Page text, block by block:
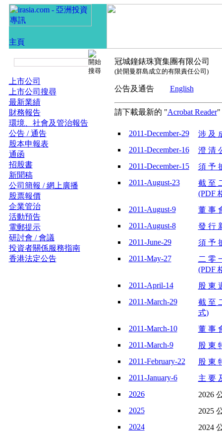
上市公司
上市公司搜尋
最新業績
財務報告
環境、社會及管治報告
公告 / 通告
股本申報表
通函
招股書
新聞稿
公司簡報 / 網上廣播
股票報價
企業管治
活動預告
電郵提示
研討會 / 會議
投資者關係服務指南
香港法定公告
冠城鐘錶珠寶集團有限公司
(於開曼群島成立的有限責任公司)
公告及通告 English
請下載最新的 "Acrobat Reader"
2011-December-29
涉 及
2011-December-16
澄 清
2011-December-15
須 予
2011-August-23
截 至
(PDF
2011-August-9
董 事
2011-August-8
發 行
2011-June-29
須 予
2011-May-27
二 零
(PDF
2011-April-14
股 東
2011-March-29
截 至
式)
2011-March-10
董 事
2011-March-9
股 東
2011-February-22
股 東
2011-January-6
主 要
2026
2026
2025
2025
2024
2024